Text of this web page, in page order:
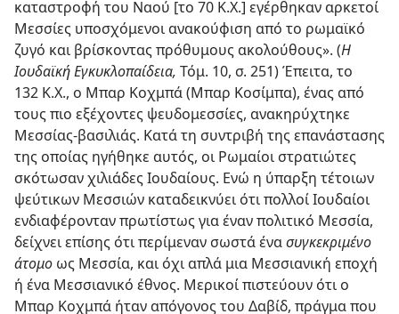
καταστροφή του Ναού [το 70 Κ.Χ.] εγέρθηκαν αρκετοί
Μεσσίες υποσχόμενοι ανακούφιση από το ρωμαϊκό
ζυγό και βρίσκοντας πρόθυμους ακολούθους». (Η
Ιουδαϊκή Εγκυκλοπαίδεια, Τόμ. 10, σ. 251) Έπειτα, το
132 Κ.Χ., ο Μπαρ Κοχμπά (Μπαρ Κοσίμπα), ένας από
τους πιο εξέχοντες ψευδομεσσίες, ανακηρύχτηκε
Μεσσίας-βασιλιάς. Κατά τη συντριβή της επανάστασης
της οποίας ηγήθηκε αυτός, οι Ρωμαίοι στρατιώτες
σκότωσαν χιλιάδες Ιουδαίους. Ενώ η ύπαρξη τέτοιων
ψεύτικων Μεσσιών καταδεικνύει ότι πολλοί Ιουδαίοι
ενδιαφέρονταν πρωτίστως για έναν πολιτικό Μεσσία,
δείχνει επίσης ότι περίμεναν σωστά ένασυγκεκριμένο
άτομο ως Μεσσία, και όχι απλά μια Μεσσιανική εποχή
ή ένα Μεσσιανικό έθνος. Μερικοί πιστεύουν ότι ο
Μπαρ Κοχμπά ήταν απόγονος του Δαβίδ, πράγμα που